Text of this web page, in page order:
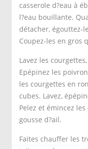
casserole d?eau à
l?eau bouillante.
détacher, égouttez-
Coupez-les en gros
Lavez les
Epépinez les
les courgettes en
cubes. Lavez,
Pelez et émincez
gousse d?ail.
Faites chauffer les